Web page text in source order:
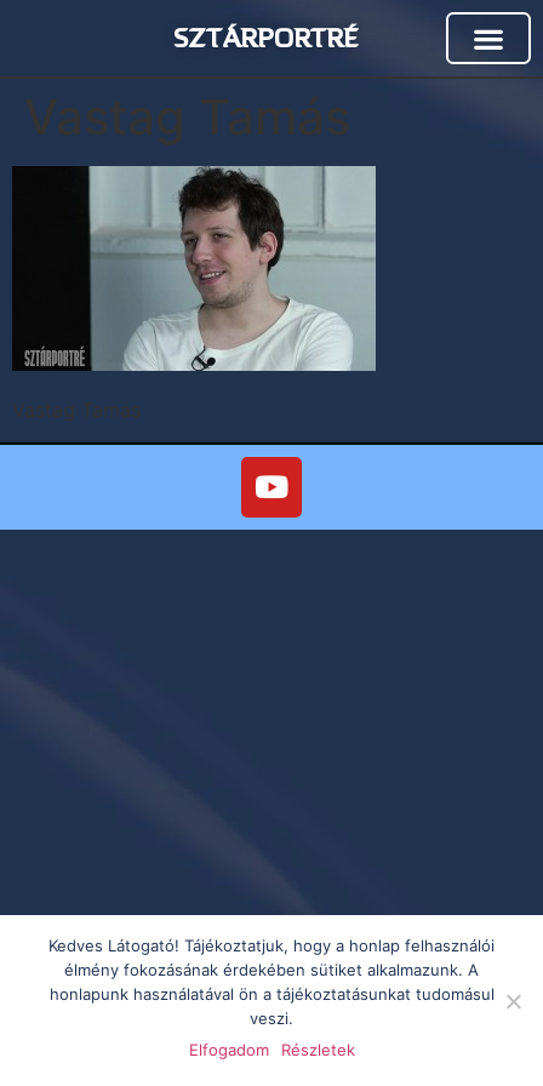
SZTÁRPORTRÉ
Vastag Tamás
Vastag Tamás
Kedves Látogató! Tájékoztatjuk, hogy a honlap felhasználói
élmény fokozásának érdekében sütiket alkalmazunk. A
honlapunk használatával ön a tájékoztatásunkat tudomásul
veszi.
Elfogadom
Részletek